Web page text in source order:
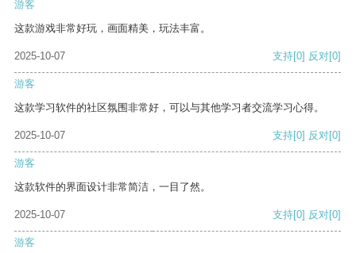
游客
这款游戏非常好玩，画面精美，玩法丰富。
2025-10-07 支持[0] 反对[0]
游客
这款学习软件的社区氛围非常好，可以与其他学习者交流学习心得。
2025-10-07 支持[0] 反对[0]
游客
这款软件的界面设计非常简洁，一目了然。
2025-10-07 支持[0] 反对[0]
游客